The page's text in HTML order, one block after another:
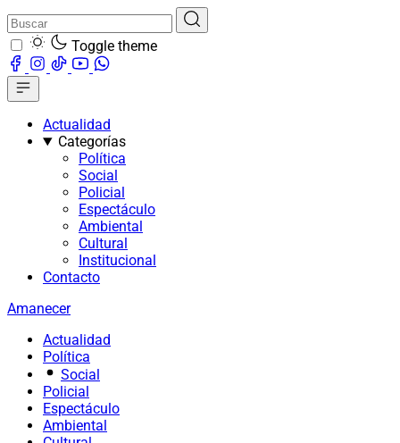
Toggle theme
Actualidad
Categorías
Política
Social
Policial
Espectáculo
Ambiental
Cultural
Institucional
Contacto
Amanecer
Actualidad
Política
Social
Policial
Espectáculo
Ambiental